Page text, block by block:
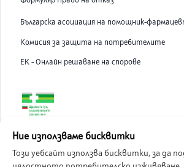
Българска асоциация на помощник-
Комисия за защита на потребителите
ЕК - Онлайн решаване на спорове
ABC Pharmacy онлайн аптека е лицензирана
Агенция по Лекарствата.
Ние използваме бисквитки
Този уебсайт използва бисквитки, за да